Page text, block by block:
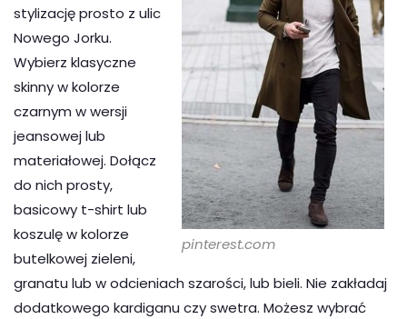
pinterest.com
stylizację prosto z ulic
Nowego Jorku.
Wybierz klasyczne
skinny w kolorze
czarnym w wersji
jeansowej lub
materiałowej. Dołącz
do nich prosty,
basicowy t-shirt lub
koszulę w kolorze
butelkowej zieleni,
granatu lub w odcieniach szarości, lub bieli. Nie zakładaj
dodatkowego kardiganu czy swetra. Możesz wybrać